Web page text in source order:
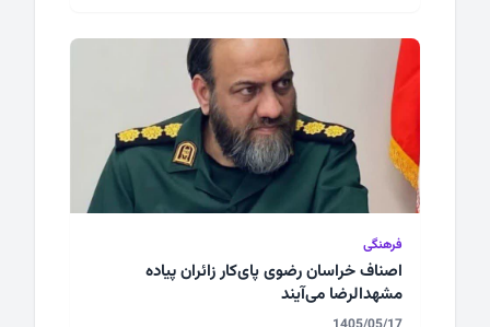
فرهنگی
اصناف خراسان رضوی پای‌کار زائران پیاده
مشهدالرضا می‌آیند